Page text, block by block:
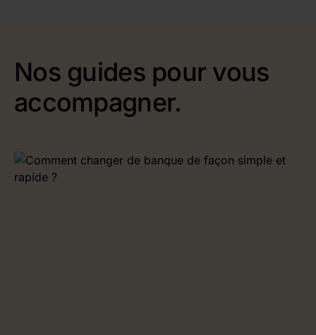
Nos guides pour vous
accompagner.